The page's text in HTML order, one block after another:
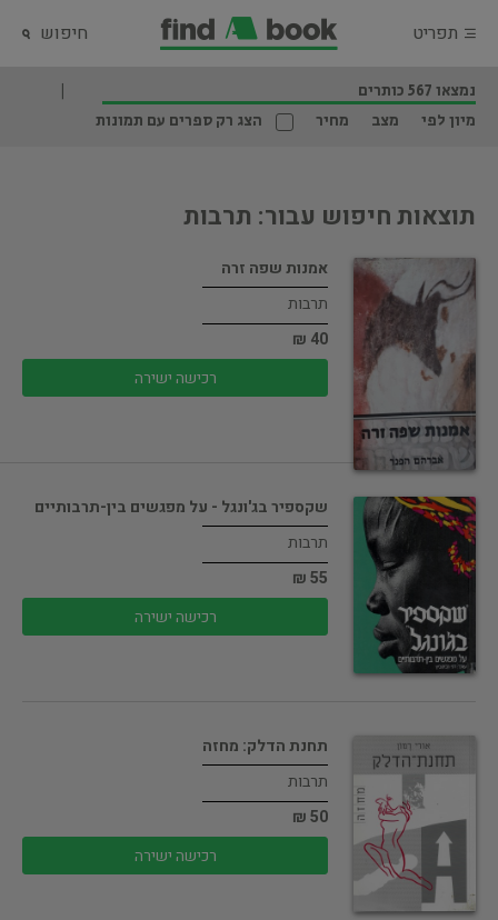
תפריט חיפוש
נמצאו 567 כותרים
מיון לפי
מצב מחיר הצג רק ספרים עם תמונות
תוצאות חיפוש עבור: תרבות
אמנות שפה זרה
תרבות
40 ₪
רכישה ישירה
שקספיר בג'ונגל - על מפגשים בין-תרבותיים
תרבות
55 ₪
רכישה ישירה
תחנת הדלק: מחזה
תרבות
50 ₪
רכישה ישירה